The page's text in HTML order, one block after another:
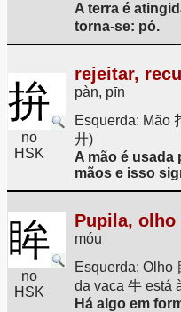
A terra é
torna-se: pó.
拚
no
HSK
rejeitar,
pàn, pīn
Esquerda: Mão
廾)
A mão é usada
mãos e isso
眸
no
HSK
Pupila, olho
móu
Esquerda: Olho
da vaca 牛 está
Há algo em